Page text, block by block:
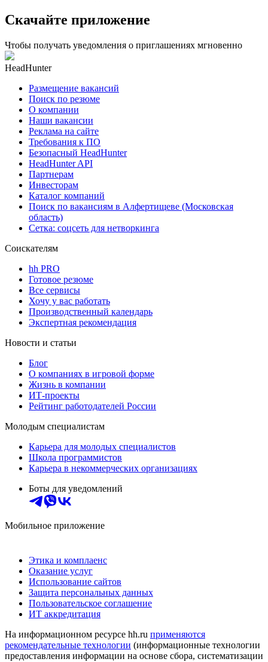
Скачайте приложение
Чтобы получать уведомления о приглашениях мгновенно
HeadHunter
Размещение вакансий
Поиск по резюме
О компании
Наши вакансии
Реклама на сайте
Требования к ПО
Безопасный HeadHunter
HeadHunter API
Партнерам
Инвесторам
Каталог компаний
Поиск по вакансиям в Алфертищеве (Московская
область)
Сетка: соцсеть для нетворкинга
Соискателям
hh PRO
Готовое резюме
Все сервисы
Хочу у вас работать
Производственный календарь
Экспертная рекомендация
Новости и статьи
Блог
О компаниях в игровой форме
Жизнь в компании
ИТ-проекты
Рейтинг работодателей России
Молодым специалистам
Карьера для молодых специалистов
Школа программистов
Карьера в некоммерческих организациях
Боты для уведомлений
Мобильное приложение
Этика и комплаенс
Оказание услуг
Использование сайтов
Защита персональных данных
Пользовательское соглашение
ИТ аккредитация
На информационном ресурсе hh.ru применяются
рекомендательные технологии (информационные технологии
предоставления информации на основе сбора, систематизации